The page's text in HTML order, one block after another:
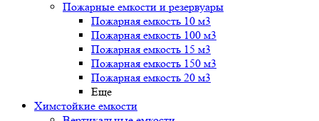
Пожарные емкости и резервуары
Пожарная емкость 10 м3
Пожарная емкость 100 м3
Пожарная емкость 15 м3
Пожарная емкость 150 м3
Пожарная емкость 20 м3
Еще
Химстойкие емкости